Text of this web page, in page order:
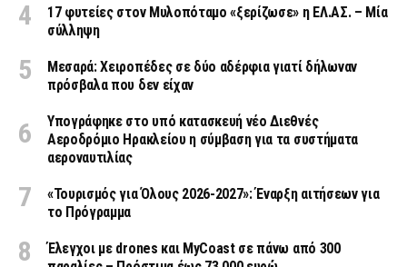
17 φυτείες στον Μυλοπόταμο «ξερίζωσε» η ΕΛ.ΑΣ. – Μία
σύλληψη
Μεσαρά: Χειροπέδες σε δύο αδέρφια γιατί δήλωναν
πρόσβαλα που δεν είχαν
Υπογράφηκε στο υπό κατασκευή νέο Διεθνές
Αεροδρόμιο Ηρακλείου η σύμβαση για τα συστήματα
αεροναυτιλίας
«Τουρισμός για Όλους 2026-2027»: Έναρξη αιτήσεων για
το Πρόγραμμα
Έλεγχοι με drones και MyCoast σε πάνω από 300